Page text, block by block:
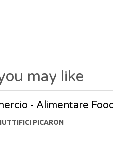
may like
- Alimentare
PICARON